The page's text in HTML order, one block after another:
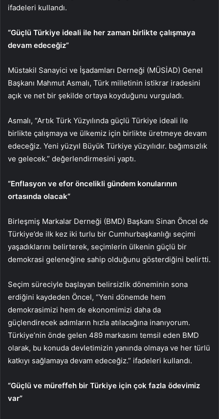
ifadeleri kullandı.
“Güçlü Türkiye ideali ile her zaman birlikte çalışmaya
devam edeceğiz”
Müstakil Sanayici ve İşadamları Derneği (MÜSİAD) Genel
Başkanı Mahmut Asmalı, Türk milletinin istikrar iradesini
açık ve net bir şekilde ortaya koyduğunu vurguladı.
Asmalı, “Artık Türk Yüzyılında güçlü Türkiye ideali ile
birlikte çalışmaya ve ülkemiz için birlikte üretmeye devam
edeceğiz. Yeni yüzyıl Büyük Türkiye yüzyılıdır. bağımsızlık
ve gelecek.” değerlendirmesini yaptı.
“Enflasyon ve efor öncelikli gündem konularının
ortasında olacak”
Birleşmiş Markalar Derneği (BMD) Başkanı Sinan Öncel de
Türkiye’de ilk kez iki turlu bir Cumhurbaşkanlığı seçimi
yaşadıklarını belirterek, seçimlerin ülkenin güçlü bir
demokrasi geleneğine sahip olduğunu gösterdiğini belirtti.
Seçim süreciyle başlayan belirsizlik döneminin sona
erdiğini kaydeden Öncel, “Yeni dönemde hem
demokrasimizi hem de ekonomimizi daha da
güçlendirecek adımların hızla atılacağına inanıyorum.
Türkiye’nin önde gelen 489 markasını temsil eden BMD
olarak, bu konuda devletimizin yanında olmaya ve her türlü
katkıyı sağlamaya devam edeceğiz.” ifadeleri kullandı.
“Güçlü ve müreffeh bir Türkiye için çok fazla ödevimiz
var”